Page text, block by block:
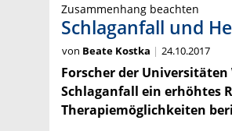
Zusammenhang beachten
Schlaganfall und
von Beate Kostka 24.10.2017
Forscher der Universitäten
Schlaganfall ein erhöhtes
Therapiemöglichkeiten